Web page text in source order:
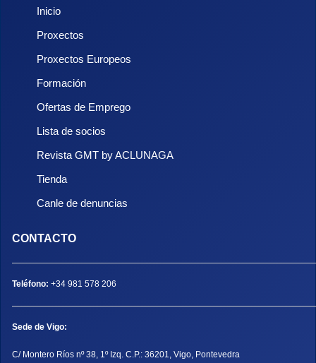
Inicio
Proxectos
Proxectos Europeos
Formación
Ofertas de Emprego
Lista de socios
Revista GMT by ACLUNAGA
Tienda
Canle de denuncias
CONTACTO
Teléfono: +34 981 578 206
Sede de Vigo:
C/ Montero Ríos nº 38, 1º Izq. C.P.: 36201, Vigo, Pontevedra